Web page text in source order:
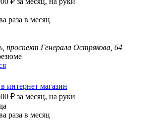
раза в месяц
проспект Генерала Острякова, 64
интернет магазин
₽ за месяц, на руки
раза в месяц